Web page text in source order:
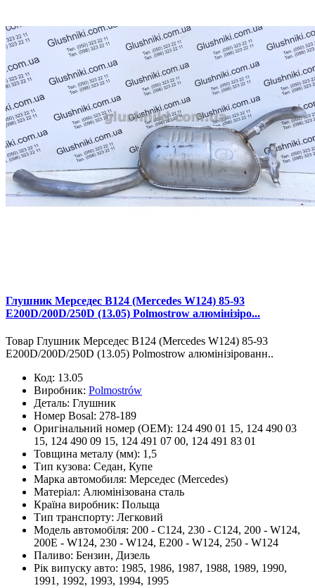
Глушник Мерседес В124 (Mercedes W124) 85-93
E200D/200D/250D (13.05) Polmostrow алюмінізіро...
Товар Глушник Мерседес В124 (Mercedes W124) 85-93
E200D/200D/250D (13.05) Polmostrow алюмінізірованн..
Код: 13.05
Виробник: Polmostrów
Деталь: Глушник
Номер Bosal: 278-189
Оригінальний номер (OEM): 124 490 01 15, 124 490 03
15, 124 490 09 15, 124 491 07 00, 124 491 83 01
Товщина металу (мм): 1,5
Тип кузова: Седан, Купе
Марка автомобиля: Мерседес (Mercedes)
Матеріал: Алюмінізована сталь
Країна виробник: Польща
Тип транспорту: Легковий
Модель автомобіля: 200 - C124, 230 - C124, 200 - W124,
200E - W124, 230 - W124, E200 - W124, 250 - W124
Паливо: Бензин, Дизель
Рік випуску авто: 1985, 1986, 1987, 1988, 1989, 1990,
1991, 1992, 1993, 1994, 1995